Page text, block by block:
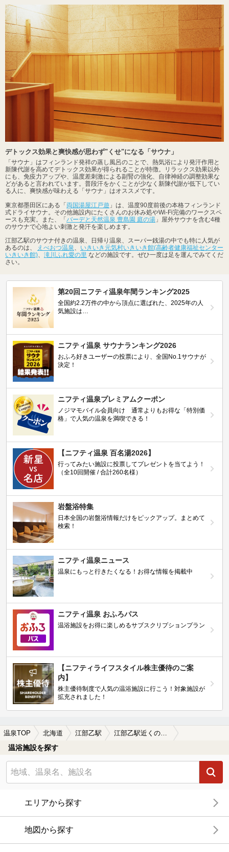
デトックス効果と爽快感が思わず"くせ"になる「サウナ」
「サウナ」はフィンランド発祥の蒸し風呂のことで、熱気浴により発汗作用と
新陳代謝を高めてデトックス効果が得られることが特徴。リラックス効果以外
にも、免疫力アップや、温度差刺激による副腎の強化、自律神経の調整効果な
どがあると言われています。普段汗をかくことが少なく新陳代謝が低下してい
る人に、爽快感が味わえる「サウナ」はオススメです。
東京都墨田区にある「両国湯屋江戸遊 」は、温度90度前後の本格フィンランド
式ドライサウナ。その他施設内にたくさんのお休み処やWi-Fi完備のワークスペ
ースも充実。また、「バーデと天然温泉 豊島園 庭の湯 」屋外サウナを含む4種
のサウナで心地よい刺激と発汗を楽しめます。
江部乙駅のサウナ付きの温泉、日帰り温泉、スーパー銭湯の中でも特に人気が
あるのは、
えべおつ温泉、 いきいき元気村いきいき館(高齢者健康福祉センター
いきいき館)、 滝川ふれ愛の里 などの施設です。ぜひ一度は足を運んでみてくだ
さい。
第20回ニフティ温泉年間ランキング2025
全国約2.2万件の中から頂点に選ばれた、2025年の人
気施設は…
ニフティ温泉 サウナランキング2026
おふろ好きユーザーの投票により、全国No.1サウナが
決定！
ニフティ温泉プレミアムクーポン
ノジマモバイル会員向け 通常よりもお得な「特別価
格」で人気の温泉を満喫できる！
【ニフティ温泉 百名湯2026】
行ってみたい施設に投票してプレゼントを当てよう！
（全10回開催 / 合計260名様）
岩盤浴特集
日本全国の岩盤浴情報だけをピックアップ。まとめて
検索！
ニフティ温泉ニュース
温泉にもっと行きたくなる！お得な情報を掲載中
ニフティ温泉 おふろパス
温浴施設をお得に楽しめるサブスクリプションプラン
【ニフティライフスタイル株主優待のご案
内】
株主優待制度で人気の温浴施設に行こう！対象施設が
拡充されました！
温泉TOP 北海道 江部乙駅 江部乙駅近くのサウナ施設おすすめ(2026年版)
温浴施設を探す
エリアから探す
地図から探す